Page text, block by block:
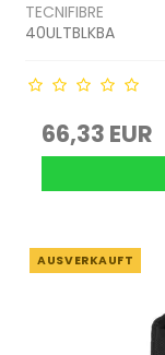
TECNIFIBRE
40ULTBLKBA
66,33 EUR
AUSVERKAUFT